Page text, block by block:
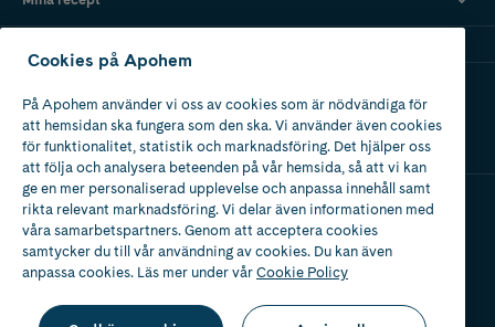
Apotek med tillstånd
av Läkemedelsverket
Cookies på Apohem
På Apohem använder vi oss av cookies som är nödvändiga för
att hemsidan ska fungera som den ska. Vi använder även cookies
för funktionalitet, statistik och marknadsföring. Det hjälper oss
att följa och analysera beteenden på vår hemsida, så att vi kan
ge en mer personaliserad upplevelse och anpassa innehåll samt
rikta relevant marknadsföring. Vi delar även informationen med
våra samarbetspartners. Genom att acceptera cookies
samtycker du till vår användning av cookies. Du kan även
anpassa cookies. Läs mer under vårCookie Policy